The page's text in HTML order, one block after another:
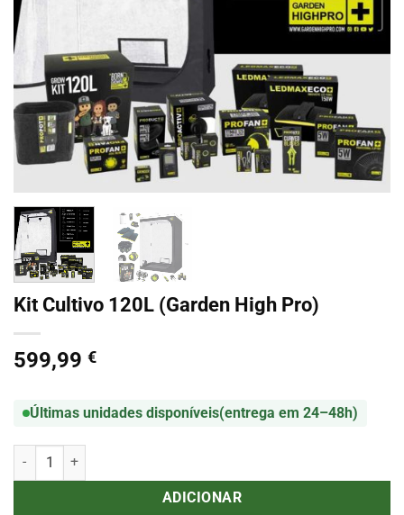
Kit Cultivo 120L (Garden High Pro)
599,99 €
Últimas unidades disponíveis(entrega em 24–48h)
Quantidade de Kit Cultivo 120L (Garden High Pro)
ADICIONAR